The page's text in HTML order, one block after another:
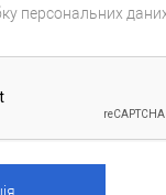
персональних